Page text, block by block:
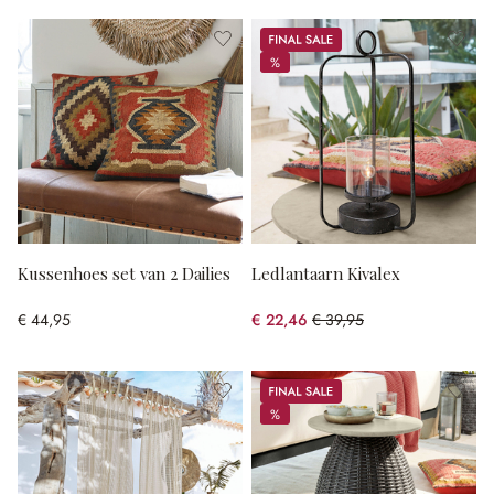
Kussenhoes set van 2 Dailies
€ 44,95
Sale
%
%
Ledlantaarn Kivalex
€ 22,46 € 39,95
(43.78% gespart)
Sale
%
%